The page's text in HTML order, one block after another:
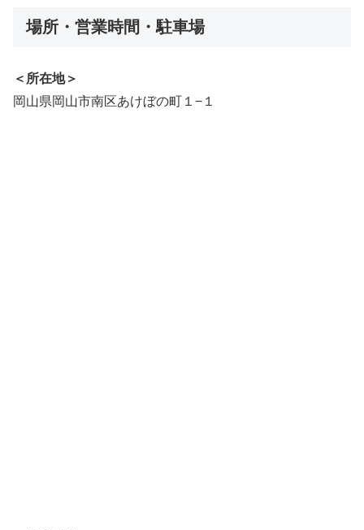
場所・営業時間・駐車場
＜所在地＞
岡山県岡山市南区あけぼの町１−１